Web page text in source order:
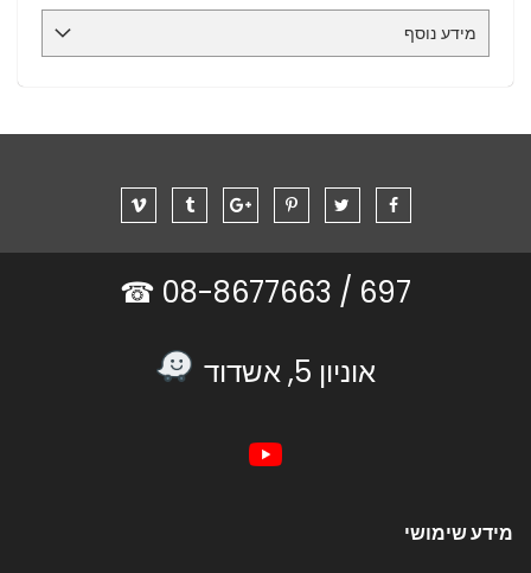
מידע נוסף
697 /
אוניון 5, אשדוד
מידע שימושי